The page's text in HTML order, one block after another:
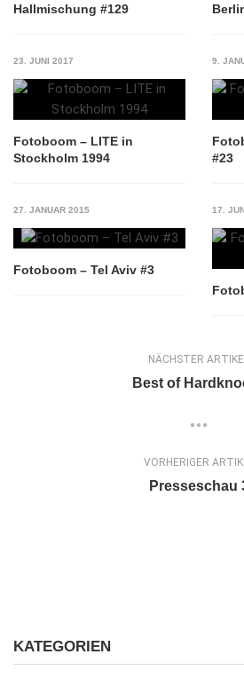
Hallmischung #129
23. JUNI 2017
Fotoboom – LITE in
Stockholm 1994
9.
#23
27. JANUAR 2015
Fotoboom – Tel Aviv #3
17.
NÄCHSTER
Best of
VORHERIGER
Presseschau
KATEGORIEN